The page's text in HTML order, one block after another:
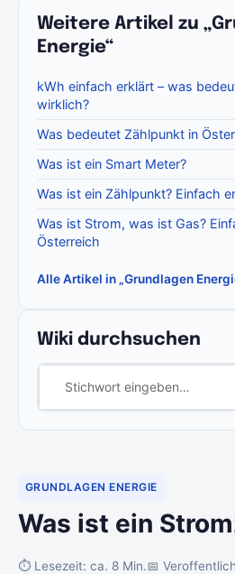
GRUNDLAGEN ENERGIE
Was ist ein
⏱ Lesezeit: ca. 8 Min.📅
Weitere Artikel zu
Energie“
kWh einfach erklärt – was
wirklich?
Was bedeutet Zählpunkt in
Was ist ein Smart Meter?
Was ist ein Zählpunkt? Einfach
Was ist Strom, was ist Gas?
Österreich
Alle Artikel in „Grundlagen
Wiki durchsuchen